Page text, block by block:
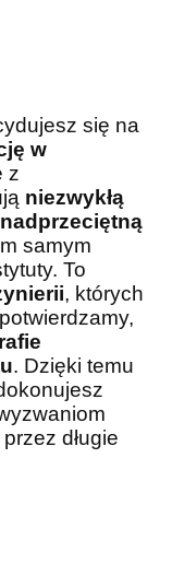
się na
w
z
niezwykłą
samym
To
, których
potwierdzamy,
. Dzięki temu
długie